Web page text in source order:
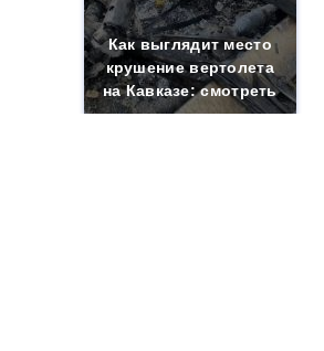
Как выглядит место
крушение вертолета
на Кавказе: смотреть